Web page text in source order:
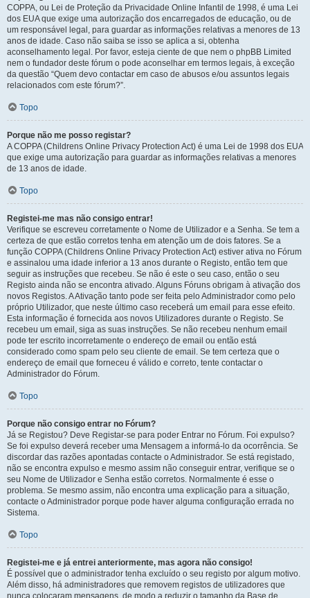
COPPA, ou Lei de Proteção da Privacidade Online Infantil de 1998, é uma Lei
dos EUA que exige uma autorização dos encarregados de educação, ou de
um responsável legal, para guardar as informações relativas a menores de 13
anos de idade. Caso não saiba se isso se aplica a si, obtenha
aconselhamento legal. Por favor, esteja ciente de que nem o phpBB Limited
nem o fundador deste fórum o pode aconselhar em termos legais, à exceção
da questão “Quem devo contactar em caso de abusos e/ou assuntos legais
relacionados com este fórum?”.
Topo
Porque não me posso registar?
A COPPA (Childrens Online Privacy Protection Act) é uma Lei de 1998 dos EUA
que exige uma autorização para guardar as informações relativas a menores
de 13 anos de idade.
Topo
Registei-me mas não consigo entrar!
Verifique se escreveu corretamente o Nome de Utilizador e a Senha. Se tem a
certeza de que estão corretos tenha em atenção um de dois fatores. Se a
função COPPA (Childrens Online Privacy Protection Act) estiver ativa no Fórum
e assinalou uma idade inferior a 13 anos durante o Registo, então tem que
seguir as instruções que recebeu. Se não é este o seu caso, então o seu
Registo ainda não se encontra ativado. Alguns Fóruns obrigam à ativação dos
novos Registos. A Ativação tanto pode ser feita pelo Administrador como pelo
próprio Utilizador, que neste último caso receberá um email para esse efeito.
Esta informação é fornecida aos novos Utilizadores durante o Registo. Se
recebeu um email, siga as suas instruções. Se não recebeu nenhum email
pode ter escrito incorretamente o endereço de email ou então está
considerado como spam pelo seu cliente de email. Se tem certeza que o
endereço de email que forneceu é válido e correto, tente contactar o
Administrador do Fórum.
Topo
Porque não consigo entrar no Fórum?
Já se Registou? Deve Registar-se para poder Entrar no Fórum. Foi expulso?
Se foi expulso deverá receber uma Mensagem a informá-lo da ocorrência. Se
discordar das razões apontadas contacte o Administrador. Se está registado,
não se encontra expulso e mesmo assim não conseguir entrar, verifique se o
seu Nome de Utilizador e Senha estão corretos. Normalmente é esse o
problema. Se mesmo assim, não encontra uma explicação para a situação,
contacte o Administrador porque pode haver alguma configuração errada no
Sistema.
Topo
Registei-me e já entrei anteriormente, mas agora não consigo!
É possível que o administrador tenha excluído o seu registo por algum motivo.
Além disso, há administradores que removem registos de utilizadores que
nunca colocaram mensagens, de modo a reduzir o tamanho da Base de